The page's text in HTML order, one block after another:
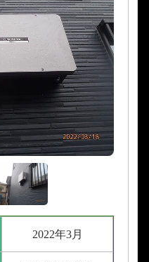
2022年3月